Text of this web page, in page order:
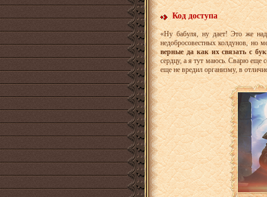
Код доступа
«Ну бабуля, ну дает! Это же
недобросовестных колдунов, но
верные да как их связать с
сердцу, а я тут маюсь. Сварю еще
еще не вредил организму, в